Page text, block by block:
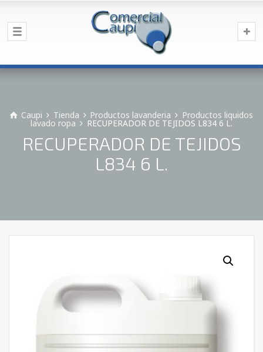
Caupi Tienda Productos lavanderia Productos liquidos
lavado ropa RECUPERADOR DE TEJIDOS L834 6 L.
RECUPERADOR DE TEJIDOS
L834 6 L.